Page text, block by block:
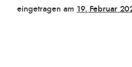
eingetragen am Veröffentlicht
19. Februar